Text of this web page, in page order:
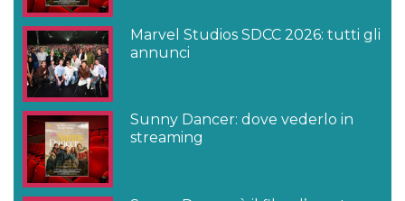
Marvel Studios SDCC 2026: tutti gli
annunci
Sunny Dancer: dove vederlo in
streaming